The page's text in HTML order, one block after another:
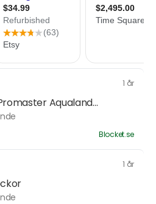
1 år
Aqualand...
Blocket.se
1 år